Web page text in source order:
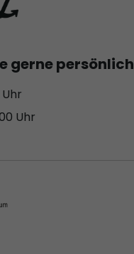
gerne persönlich
Uhr